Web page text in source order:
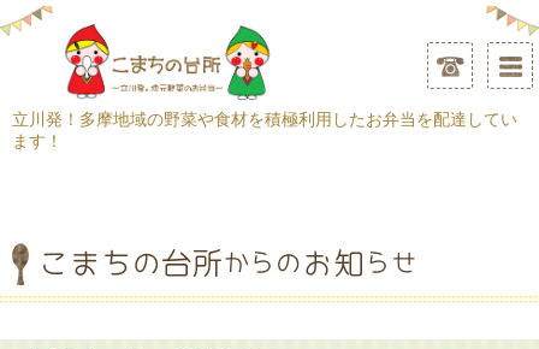
立川発！多摩地域の野菜や食材を積極利用したお弁当を配達してい
ます！